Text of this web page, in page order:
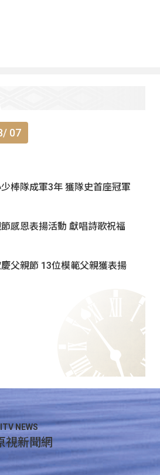
07
棒隊成軍3年 獲隊史首座冠軍
感恩表揚活動 獻唱詩歌祝福
父親節 13位模範父親獲表揚
NEWS
視新聞網